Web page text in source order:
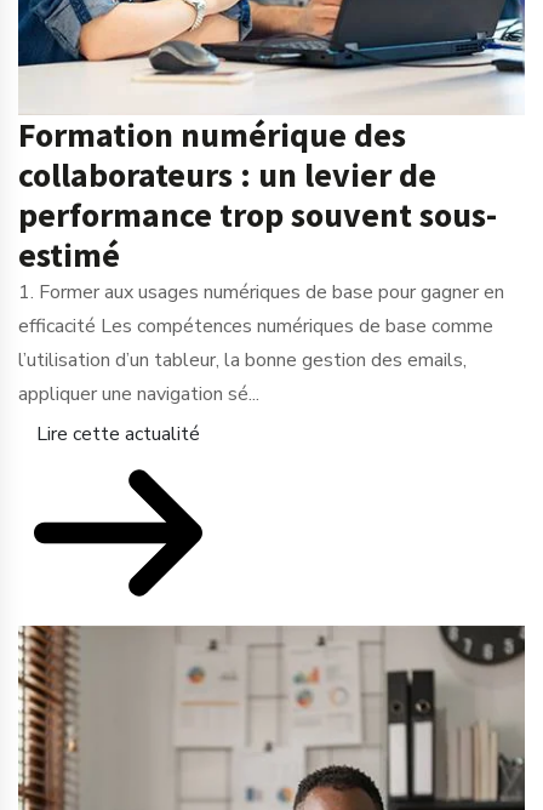
Formation numérique des
collaborateurs : un levier de
performance trop souvent sous-
estimé
1. Former aux usages numériques de base pour gagner en
efficacité Les compétences numériques de base comme
l’utilisation d’un tableur, la bonne gestion des emails,
appliquer une navigation sé...
Lire cette actualité